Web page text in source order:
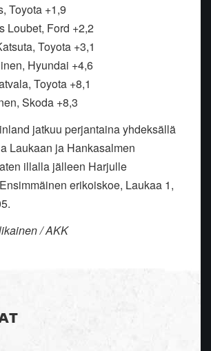
Toyota +1,9
Loubet, Ford +2,2
Toyota +3,1
Hyundai +4,6
Toyota +8,1
Skoda +8,3
jatkuu perjantaina yhdeksällä
Laukaan ja Hankasalmen
illalla jälleen Harjulle
erikoiskoe, Laukaa 1,
/ AKK